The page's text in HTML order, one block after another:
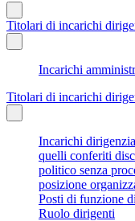
Titolari di incarichi
Incarichi
Titolari di incarichi
Incarichi
quelli conferiti
politico senza
posizione
Posti di funzione
Ruolo dirigenti